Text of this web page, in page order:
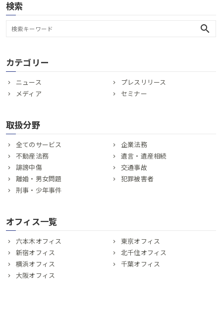
検索
search
カテゴリー
ニュース
プレスリリース
メディア
セミナー
取扱分野
全てのサービス
企業法務
不動産法務
遺言・遺産相続
誹謗中傷
交通事故
離婚・男女問題
犯罪被害者
刑事・少年事件
オフィス一覧
六本木オフィス
東京オフィス
新宿オフィス
北千住オフィス
横浜オフィス
千葉オフィス
大阪オフィス